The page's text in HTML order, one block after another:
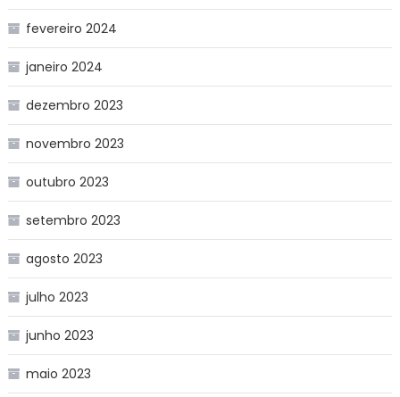
fevereiro 2024
janeiro 2024
dezembro 2023
novembro 2023
outubro 2023
setembro 2023
agosto 2023
julho 2023
junho 2023
maio 2023